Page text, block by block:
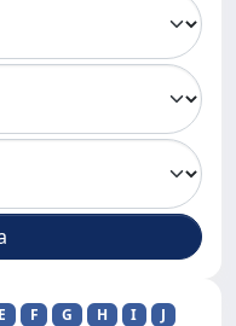
E F G H I
J